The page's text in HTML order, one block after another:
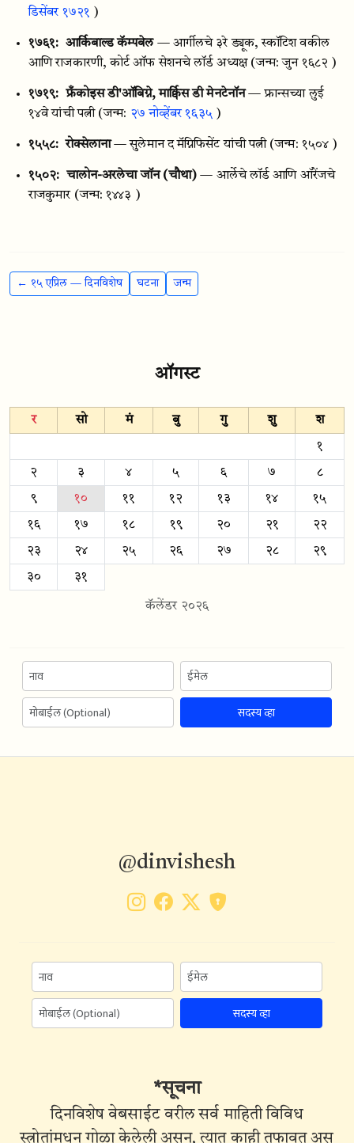
डिसेंबर १७२१ )
१७६१: आर्किबाल्ड कॅम्पबेल — आर्गीलचे ३रे ड्यूक, स्कॉटिश वकील
आणि राजकारणी, कोर्ट ऑफ सेशनचे लॉर्ड अध्यक्ष (जन्म: जुन १६८२ )
१७१९: फ्रँकोइस डी'ऑबिग्ने, मार्क्विस डी मेनटेनॉन — फ्रान्सच्या लुई
१४वे यांची पत्नी (जन्म: २७ नोव्हेंबर १६३५ )
१५५८: रोक्सेलाना — सुलेमान द मॅग्निफिसेंट यांची पत्नी (जन्म: १५०४ )
१५०२: चालोन-अरलेचा जॉन (चौथा) — आर्लेचे लॉर्ड आणि ऑरेंजचे
राजकुमार (जन्म: १४४३ )
← १५ एप्रिल — दिनविशेष घटना जन्म
ऑगस्ट
र सो मं बु गु शु श
१
२ ३ ४ ५ ६ ७ ८
९ १० ११ १२ १३ १४ १५
१६ १७ १८ १९ २० २१ २२
२३ २४ २५ २६ २७ २८ २९
३० ३१
कॅलेंडर २०२६
सदस्य व्हा
@dinvishesh
सदस्य व्हा
*सूचना
दिनविशेष वेबसाईट वरील सर्व माहिती विविध
स्त्रोतांमधून गोळा केलेली असून, त्यात काही तफावत असू